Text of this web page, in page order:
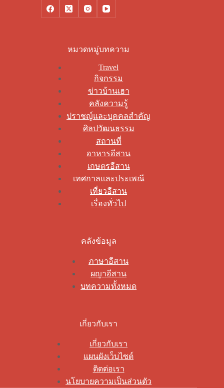
หมวดหมู่บทความ
Travel
กิจกรรม
ข่าวบ้านเฮา
คลังความรู้
ปราชญ์และบุคคลสำคัญ
ศิลปวัฒนธรรม
สถานที่
อาหารอีสาน
เกษตรอีสาน
เทศกาลและประเพณี
เที่ยวอีสาน
เรื่องทั่วไป
คลังข้อมูล
ภาษาอีสาน
ผญาอีสาน
บทความทั้งหมด
เกี่ยวกับเรา
เกี่ยวกับเรา
แผนผังเว็บไซต์
ติดต่อเรา
นโยบายความเป็นส่วนตัว